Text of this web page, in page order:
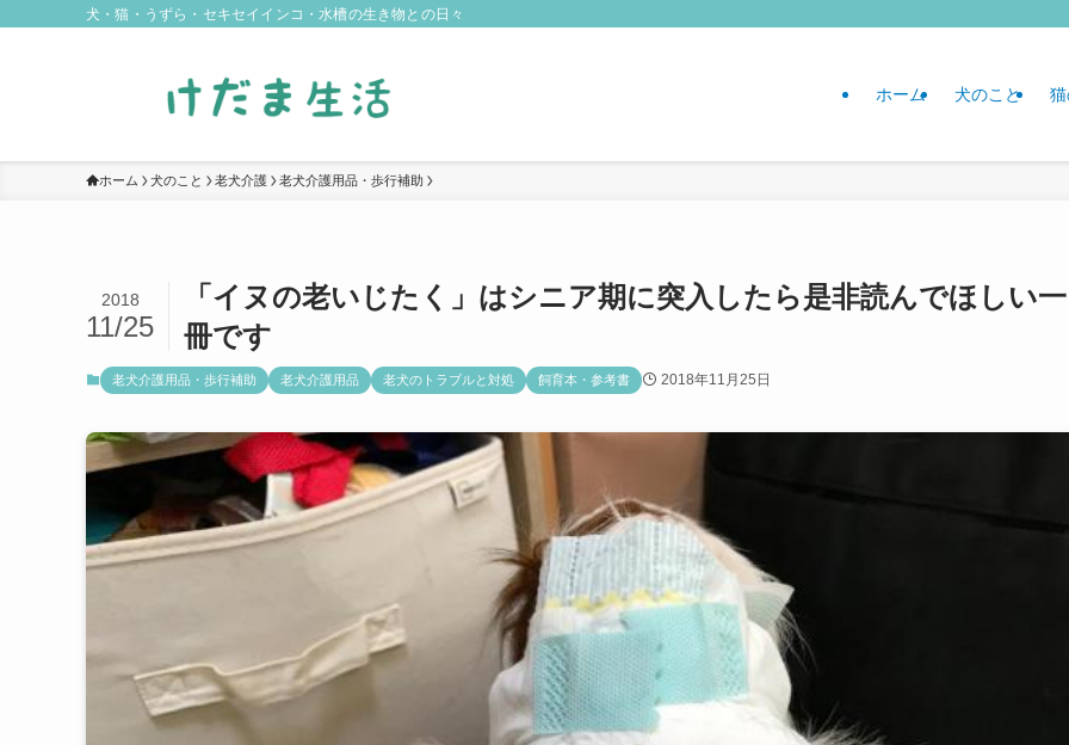
犬・猫・うずら・セキセイインコ・水槽の生き物との日々
ホーム 犬のこと
ホーム 犬のこと 老犬介護 老犬介護用品・歩行補助
「イヌの老いじたく」はシニア期に突入したら是非読んでほしい一
冊です
2018
11/25
老犬介護用品・歩行補助 老犬介護用品 老犬のトラブルと対処 飼育本・参考書 2018年11月25日